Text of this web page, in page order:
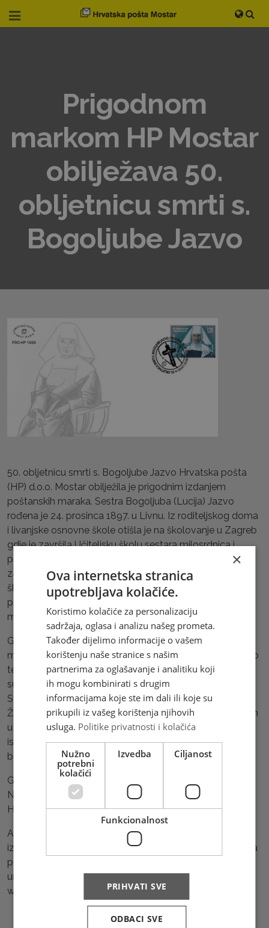
Prigodnom
markom HP Mostar
obilježava 50.
obljetnicu smrti s.
Bogoljube Jazvo
50. obljetnicu smrti s. Bogoljube Jazvo Hrvatska pošta
(HP) d.o.o. Mostar obilježila je prigodnim izdanjem
poštanskih maraka. Sestra Bogoljuba (Lucija) Jazvo
rođena je 24. prosinca 1897. u Livnu. Iz roditeljskog doma
i livanjske osnovne škole otišla je na školovanje u Zagreb
gdje je završila Učiteljsku školu sestara milosrdnica i
postala članica Družbe nakon položenih redovničkih
zavjeta 15. kolovoza 1918. godine. Nakon daljnjeg
školovanja u Zagrebu i Innsbrucku radila je do 1940. kao
profesorica i ravnateljica Realne gimnazije sestara
milosrdnica u Varšavskoj ulici u Zagrebu.
Godine 1940. preuzima ravnateljsku službu u Bolnici
milosrdnih sestara na Vinogradskoj cesti u Zagrebu u vrlo
teškom povijesnom razdoblju Drugog svjetskog rata. U
suradnji sa s. Blandom Stipetić, kardinalom Alojzijem
Stepincem i osobljem bolnice, herojski je spašavala
Židove od nehumanih progona i sigurne smrti skrivajući ih
u bolnici, uglavnom na zaraznom odjelu. Prema
istraživanju Marka Danona, čiji je otac bio spašen u toj
bolnici, broj spašenih Židova veći je od tri stotine.
Godine 1945. s. Bogoljuba Jazvo odvedena je u zatvor.
Nakon puštanja morala je napustiti bolnicu, a potom i
Hrvatsku. Umrla je 26. listopada 1975. godine u Argentini.
Autorica likovnog rješenja je Kristina Ćavar, prvi dan
izdanja 26. listopada 2025. Izdanje se, kao i starija izdanja
poštanskih maraka HP Mostar, može kupiti u poštanskim
uredima HP Mostar i online preko web shopa
www.epostshop.ba
×
Ova internetska stranica
upotrebljava kolačiće.
Koristimo kolačiće za personalizaciju
sadržaja, oglasa i analizu našeg prometa.
Također dijelimo informacije o vašem
korištenju naše stranice s našim
partnerima za oglašavanje i analitiku koji
ih mogu kombinirati s drugim
informacijama koje ste im dali ili koje su
prikupili iz vašeg korištenja njihovih
usluga. Politike privatnosti i kolačića
Nužno
potrebni
kolačići
Izvedba Ciljanost
Funkcionalnost
PRIHVATI SVE
ODBACI SVE